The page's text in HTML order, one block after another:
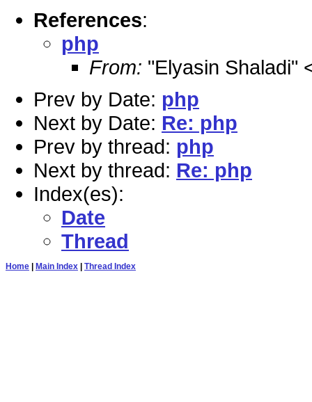
References:
php
From: "Elyasin Shaladi"
Prev by Date: php
Next by Date: Re: php
Prev by thread: php
Next by thread: Re: php
Index(es):
Date
Thread
Home | Main Index | Thread Index